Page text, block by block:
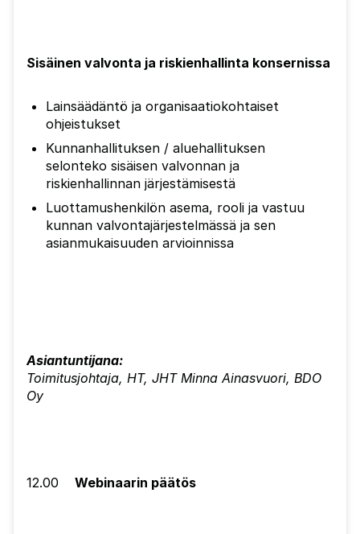
Sisäinen valvonta ja riskienhallinta konsernissa
Lainsäädäntö ja organisaatiokohtaiset
ohjeistukset
Kunnanhallituksen / aluehallituksen
selonteko sisäisen valvonnan ja
riskienhallinnan järjestämisestä
Luottamushenkilön asema, rooli ja vastuu
kunnan valvontajärjestelmässä ja sen
asianmukaisuuden arvioinnissa
Asiantuntijana:
Toimitusjohtaja, HT, JHT Minna Ainasvuori, BDO
Oy
12.00 Webinaarin päätös